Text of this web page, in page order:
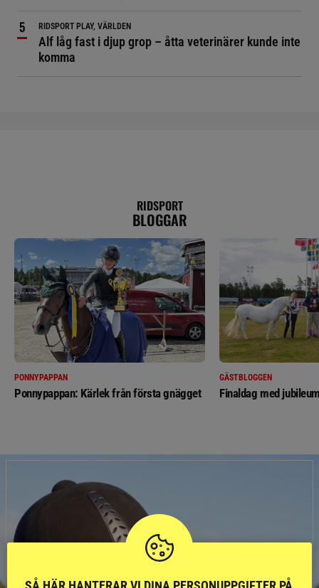
RIDSPORT PLAY, VÄRLDEN
Alf låg fast i djup grop – åtta veterinärer kunde inte
komma
RIDSPORT
BLOGGAR
PONNYPAPPAN
Ponnypappan: Kärlek från första gnägget
GÄSTBLOGGEN
Finaldag med